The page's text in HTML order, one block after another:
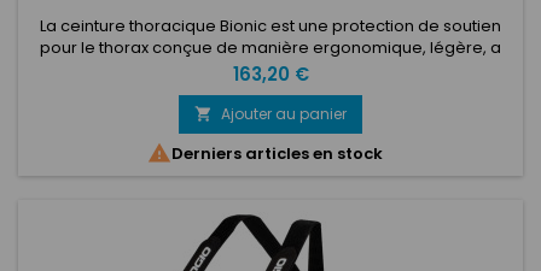
La ceinture thoracique Bionic est une protection de soutien
pour le thorax conçue de manière ergonomique, légère, a
hautes performances, et intègre des bretelles réglables, une
ceinture centrale pour le torse et une surface dorsale
réglable offrant aux conducteurs de kart une tenue et un
soutien confortables et sur mesure. 1. La structure principale,...
Prix
163,20 €
 Ajouter au panier
Derniers articles en stock